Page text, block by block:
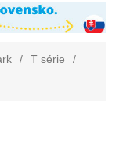
/ T série
/